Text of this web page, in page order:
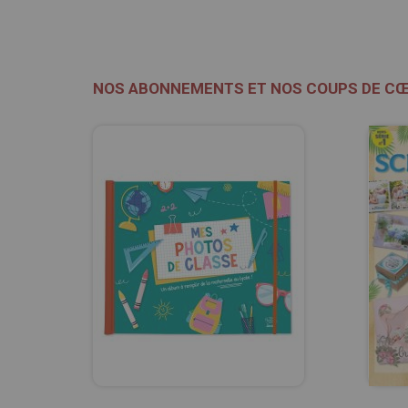
NOS ABONNEMENTS ET NOS COUPS DE